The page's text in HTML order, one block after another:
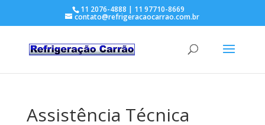
11 2076-4888 | 11 97710-8669
contato@refrigeracaocarrao.com.br
Assistência Técnica